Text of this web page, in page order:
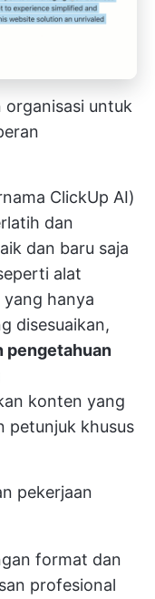
organisasi untuk
ClickUp AI)
dan
dan baru saja
alat
hanya
disesuaikan,
pengetahuan
konten yang
petunjuk khusus
pekerjaan
format dan
profesional